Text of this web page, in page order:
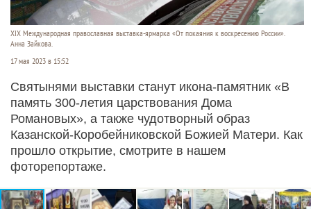
XIX Международная православная выставка-ярмарка «От покаяния к воскресению России».
Анна Зайкова.
17 мая 2023 в 15:52
Святынями выставки станут икона-памятник «В
память 300-летия царствования Дома
Романовых», а также чудотворный образ
Казанской-Коробейниковской Божией Матери. Как
прошло открытие, смотрите в нашем
фоторепортаже.